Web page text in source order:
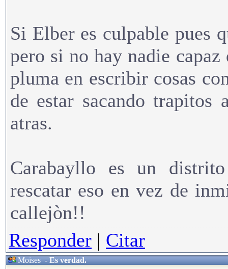
Si Elber es culpable pues
pero si no hay nadie
pluma en escribir cosas
de estar sacando trapitos
atras.
Carabayllo es un
rescatar eso en vez de
callejòn!!
Responder | Citar
Moises-Es verdad.